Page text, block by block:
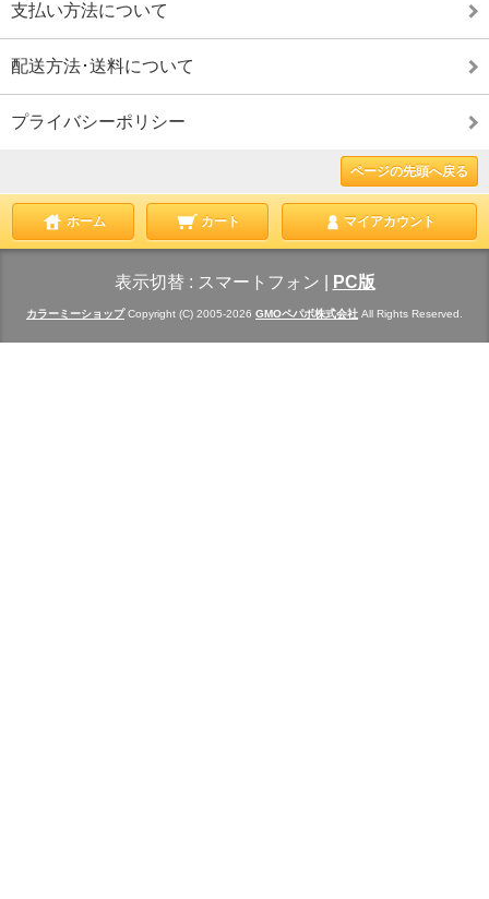
支払い方法について
配送方法･送料について
プライバシーポリシー
ページの先頭へ戻る
ホーム カート マイアカウント
表示切替 : スマートフォン PC版
カラーミーショップCopyright (C) 2005-2026 GMOペパボ株式会社 All Rights Reserved.